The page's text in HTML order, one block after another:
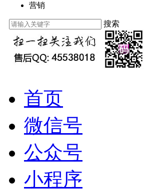
营销
搜索
首页
微信号
公众号
小程序